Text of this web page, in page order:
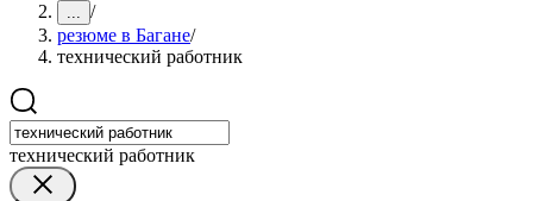
... /
резюме в Багане/
технический работник
технический работник